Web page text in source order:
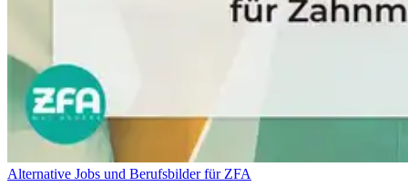
Alternative Jobs und Berufsbilder für ZFA